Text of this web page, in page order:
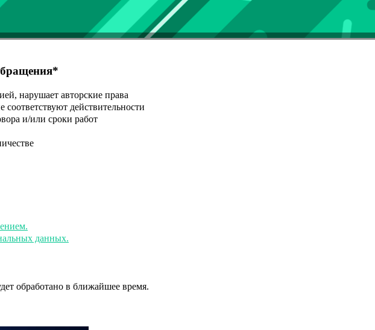
нарушает авторские права
действительности
и/или сроки работ
данных.
обработано в ближайшее время.